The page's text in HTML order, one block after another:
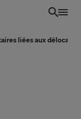
liées aux